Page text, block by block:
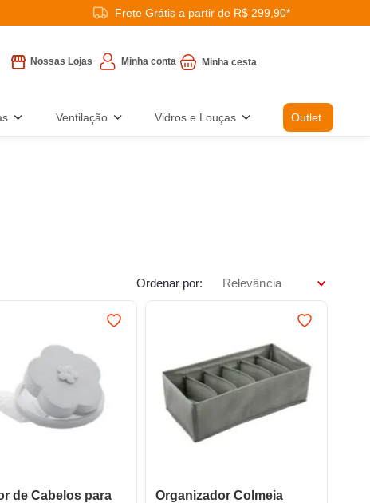
Frete Grátis a partir de R$ 299,90*
Nossas Lojas Minha conta
Ventilação Vidros e Louças Outlet
Ordenar por Relevância
de Cabelos para
Organizador Colmeia